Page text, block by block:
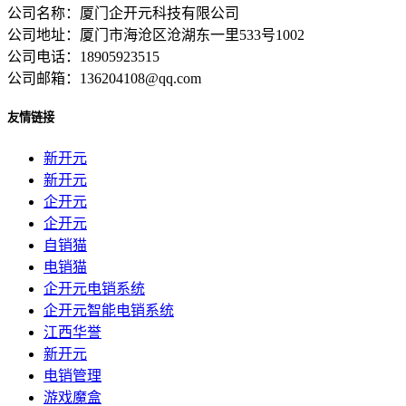
公司名称：厦门企开元科技有限公司
公司地址：厦门市海沧区沧湖东一里533号1002
公司电话：18905923515
公司邮箱：136204108@qq.com
友情链接
新开元
新开元
企开元
企开元
自销猫
电销猫
企开元电销系统
企开元智能电销系统
江西华誉
新开元
电销管理
游戏魔盒